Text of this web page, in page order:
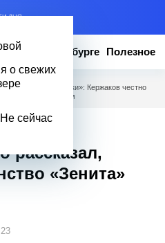
ДНЯ
о свежих
Не сейчас
о Петербурге Полезное
Золото без «изюминки»: Кержаков честно
стало пресным
рассказал,
«Зенита»